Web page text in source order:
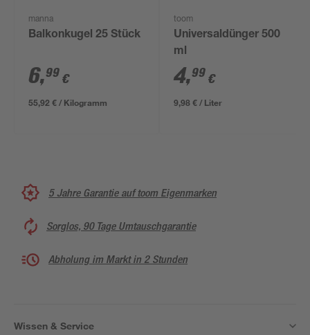
manna
Balkonkugel 25 Stück
6,99 €
55,92 € / Kilogramm
toom
Universaldünger 500
ml
4,99 €
9,98 € / Liter
5 Jahre Garantie auf toom Eigenmarken
Sorglos, 90 Tage Umtauschgarantie
Abholung im Markt in 2 Stunden
Wissen & Service